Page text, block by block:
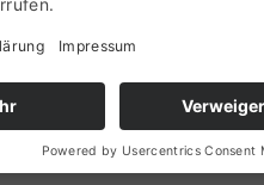
am und im Pool,
(Nasseffekt,
einer